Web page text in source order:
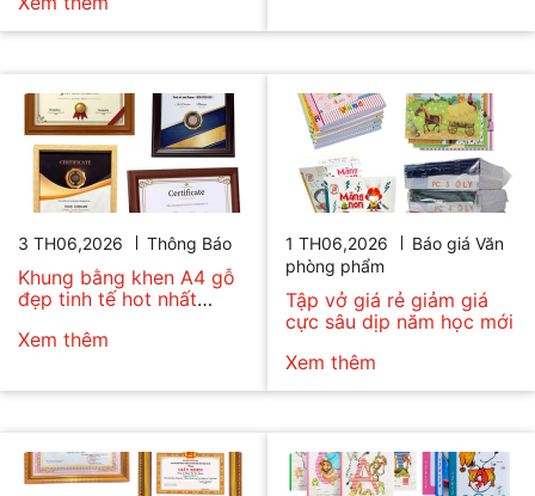
3 TH06,2026 Thông Báo
Khung bằng khen A4 gỗ
đẹp tinh tế hot nhất
Xem thêm
1 TH06,2026
Báo giá Văn
phòng phẩm
Tập vở giá rẻ giảm giá
cực sâu dịp năm học mới
Xem thêm